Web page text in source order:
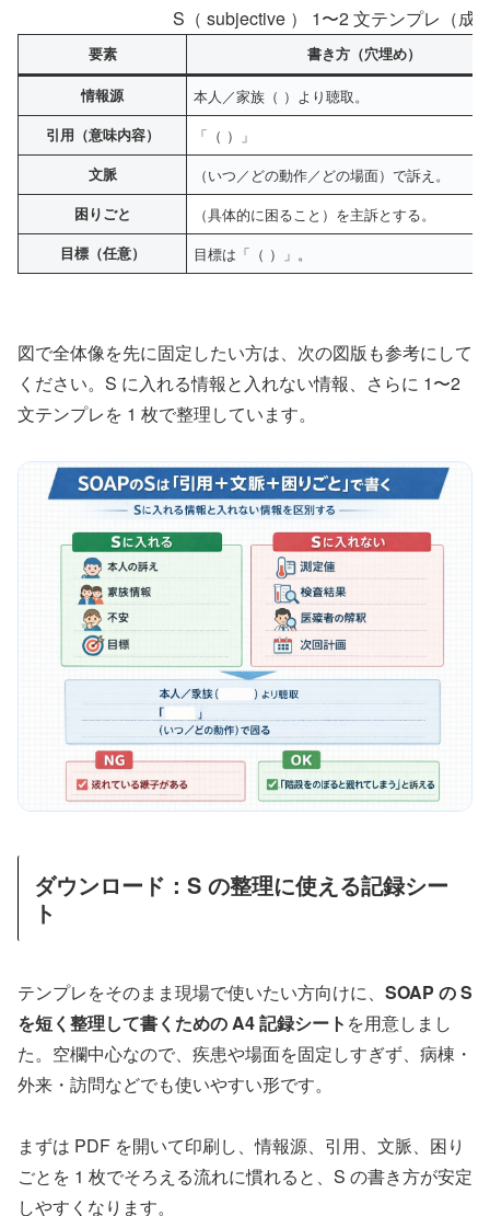
S（ subjective ） 1〜2 文テンプレ（成
要素 書き方（穴埋め）
情報源 本人／家族（ ）より聴取。
引用（意味内容） 「（ ）」
文脈 （いつ／どの動作／どの場面）で訴え。
困りごと （具体的に困ること）を主訴とする。
目標（任意） 目標は「（ ）」。
図で全体像を先に固定したい方は、次の図版も参考にして
ください。S に入れる情報と入れない情報、さらに 1〜2
文テンプレを 1 枚で整理しています。
ダウンロード：S の整理に使える記録シー
ト
テンプレをそのまま現場で使いたい方向けに、 SOAP の S
を短く整理して書くための A4 記録シート を用意しまし
た。空欄中心なので、疾患や場面を固定しすぎず、病棟・
外来・訪問などでも使いやすい形です。
まずは PDF を開いて印刷し、情報源、引用、文脈、困り
ごとを 1 枚でそろえる流れに慣れると、S の書き方が安定
しやすくなります。